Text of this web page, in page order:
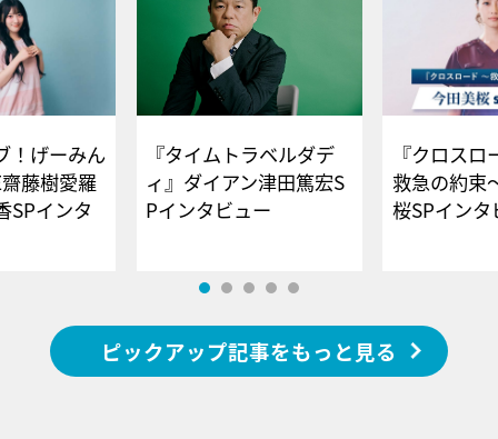
！げーみん
藤樹愛羅
SPインタ
『タイムトラベルダデ
ィ』ダイアン津田篤宏S
Pインタビュー
『クロス
救急の約束
桜SPイ
ピックアップ記事をもっと見る